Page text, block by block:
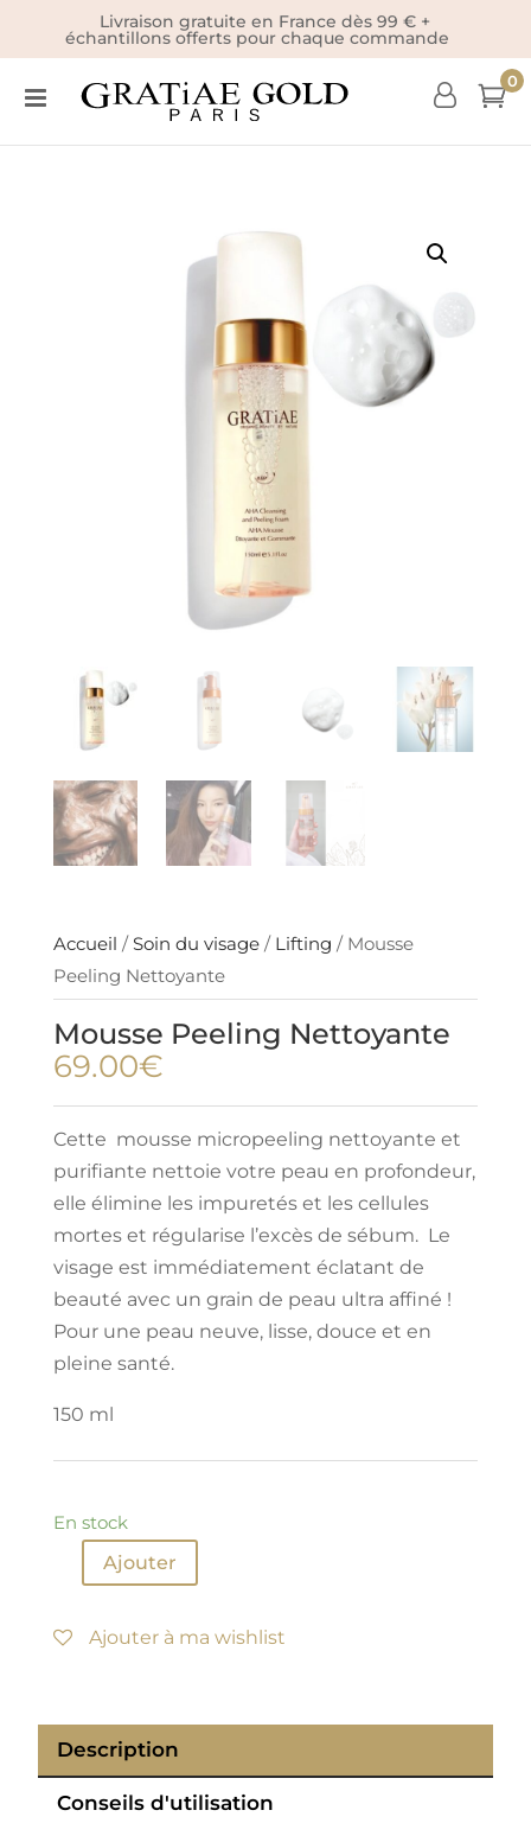
Livraison gratuite en France dès 99 € +
échantillons offerts pour chaque commande
0
Accueil / Soin du visage/ Lifting / Mousse
Peeling Nettoyante
Mousse Peeling Nettoyante
69.00€
Cette mousse micropeeling nettoyante et
purifiante nettoie votre peau en profondeur,
elle élimine les impuretés et les cellules
mortes et régularise l’excès de sébum. Le
visage est immédiatement éclatant de
beauté avec un grain de peau ultra affiné !
Pour une peau neuve, lisse, douce et en
pleine santé.
150 ml
En stock
Ajouter
Ajouter à ma wishlist
Description
Conseils d'utilisation